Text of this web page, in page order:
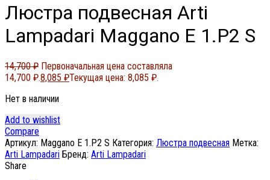
Люстра подвесная Arti
Lampadari Maggano E 1.P2 S
14,700₽ Первоначальная цена составляла
14,700 ₽.8,085 ₽Текущая цена: 8,085 ₽.
Нет в наличии
Add to wishlist
Compare
Артикул: Maggano E 1.P2 S Категория: Люстра подвесная Метка:
Arti Lampadari Бренд: Arti Lampadari
Share